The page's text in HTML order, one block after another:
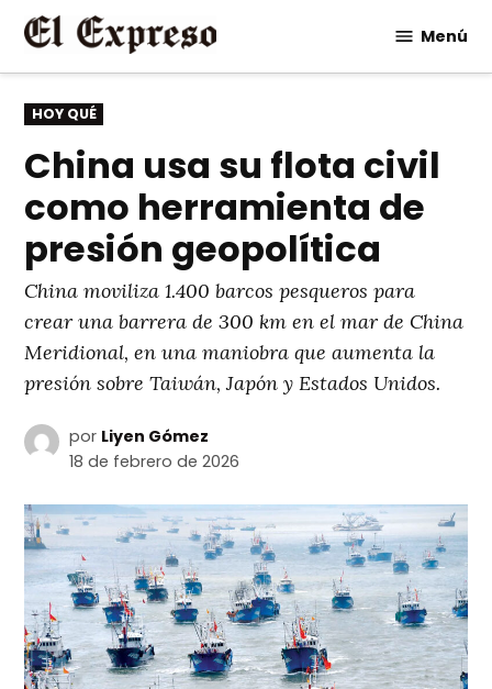
Saltar
contenido
Menú
PUBLICADO
EN
HOY QUÉ
China usa su flota civil
como herramienta de
presión geopolítica
China moviliza 1.400 barcos pesqueros para
crear una barrera de 300 km en el mar de China
Meridional, en una maniobra que aumenta la
presión sobre Taiwán, Japón y Estados Unidos.
por Liyen Gómez
18 de febrero de 2026